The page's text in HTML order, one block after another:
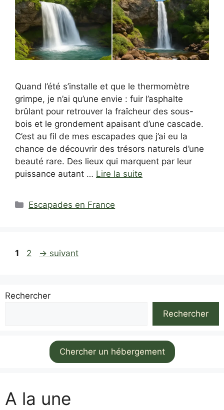
Quand l’été s’installe et que le thermomètre
grimpe, je n’ai qu’une envie : fuir l’asphalte
brûlant pour retrouver la fraîcheur des sous-
bois et le grondement apaisant d’une cascade.
C’est au fil de mes escapades que j’ai eu la
chance de découvrir des trésors naturels d’une
beauté rare. Des lieux qui marquent par leur
puissance autant … Lire la suite
Catégories
Escapades en France
Page
1 Page
2 → suivant
Rechercher
Rechercher
Chercher un hébergement
A la une